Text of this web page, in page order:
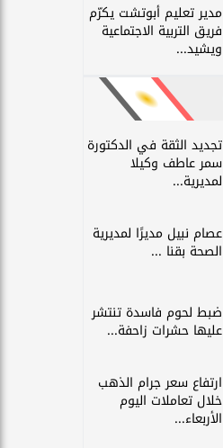
مدير تعليم أبوتشت يكرّم
فريق التربية الاجتماعية
ويشيد...
تجديد الثقة في الدكتورة
سمر عاطف وكيلا
لمديرية...
عصام نبيل مديرًا لمديرية
الصحة بقنا ...
ضبط لحوم فاسدة تنتشر
عليها حشرات زاحفة...
ارتفاع سعر جرام الذهب
خلال تعاملات اليوم
الأربعاء...